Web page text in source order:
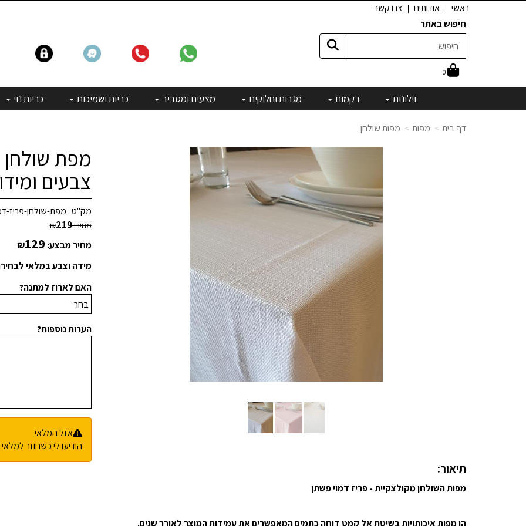
ראשי אודותינו
צרו קשר
חיפוש באתר
0
וילונות רקמות מגבות וחלוקים מצעים ומסביב כריות ושמיכות כריות נוי
דף בית מפות מפות שולחן
מפת שולחן
צבעים
מק"ט : מפת-שולחן-פריז-
מחיר: ₪219
מחיר מבצע: ₪129
מידה וצבע במלאי
האם לארוז למתנה?
הערות נוספות?
אזל המלאי
הודיעו לי כשחוזר למלאי
תיאור:
מפות השולחן מקולצקיית - פריז דמוי פשתן
הן מפות איכותויות בשיטת אל קמט דוחה כתמים המאפשרים את עמידות המוצר לאורך שנים.